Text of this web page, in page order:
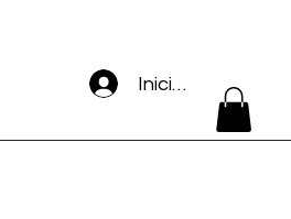
Iniciar sesión